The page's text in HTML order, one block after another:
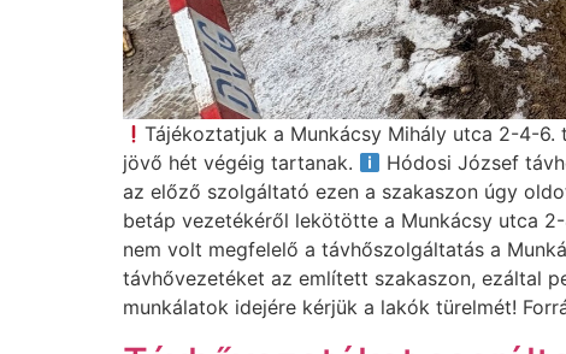
Tájékoztatjuk a Munkácsy Mihály utca 2-4-
jövő hét végéig tartanak.
Hódosi József
az előző szolgáltató ezen a szakaszon úgy
betáp vezetékéről lekötötte a Munkácsy utca
nem volt megfelelő a távhőszolgáltatás a
távhővezetéket az említett szakaszon, ezáltal
munkálatok idejére kérjük a lakók türelmét!